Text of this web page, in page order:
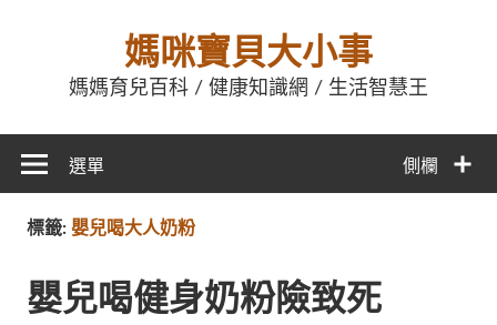
媽咪寶貝大小事
媽媽育兒百科 / 健康知識網 / 生活智慧王
側欄
選單
標籤: 嬰兒喝大人奶粉
嬰兒喝健身奶粉險致死